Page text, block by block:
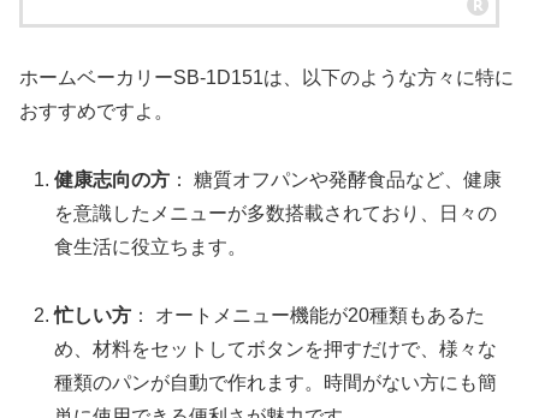
ホームベーカリーSB-1D151は、以下のような方々に特に
おすすめですよ。
健康志向の方 ： 糖質オフパンや発酵食品など、健康
を意識したメニューが多数搭載されており、日々の
食生活に役立ちます。
忙しい方 ： オートメニュー機能が20種類もあるた
め、材料をセットしてボタンを押すだけで、様々な
種類のパンが自動で作れます。時間がない方にも簡